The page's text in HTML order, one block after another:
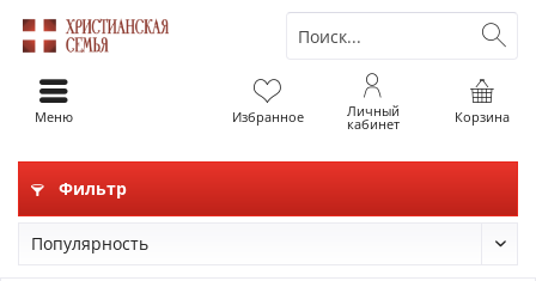
Корзина
Избранное Личный
кабинет
Меню
Фильтр